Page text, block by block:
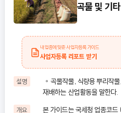
곡물 및 기
내 업종에 맞춘 사업자등록 가이드
사업자등록 리포트 받기
설명
◦곡물작물, 식량용 뿌리작
재배하는 산업활동을 말한다.
개요
본 가이드는 국세청 업종코